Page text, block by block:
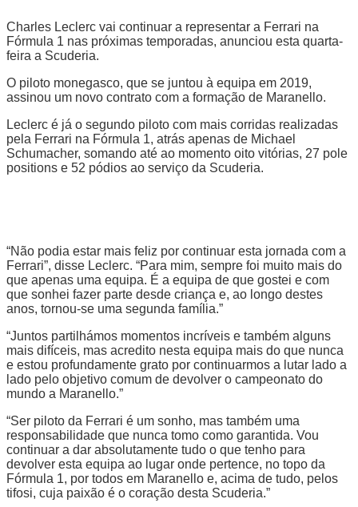
Charles Leclerc vai continuar a representar a Ferrari na
Fórmula 1 nas próximas temporadas, anunciou esta quarta-
feira a Scuderia.
O piloto monegasco, que se juntou à equipa em 2019,
assinou um novo contrato com a formação de Maranello.
Leclerc é já o segundo piloto com mais corridas realizadas
pela Ferrari na Fórmula 1, atrás apenas de Michael
Schumacher, somando até ao momento oito vitórias, 27 pole
positions e 52 pódios ao serviço da Scuderia.
“Não podia estar mais feliz por continuar esta jornada com a
Ferrari”, disse Leclerc. “Para mim, sempre foi muito mais do
que apenas uma equipa. É a equipa de que gostei e com
que sonhei fazer parte desde criança e, ao longo destes
anos, tornou-se uma segunda família.”
“Juntos partilhámos momentos incríveis e também alguns
mais difíceis, mas acredito nesta equipa mais do que nunca
e estou profundamente grato por continuarmos a lutar lado a
lado pelo objetivo comum de devolver o campeonato do
mundo a Maranello.”
“Ser piloto da Ferrari é um sonho, mas também uma
responsabilidade que nunca tomo como garantida. Vou
continuar a dar absolutamente tudo o que tenho para
devolver esta equipa ao lugar onde pertence, no topo da
Fórmula 1, por todos em Maranello e, acima de tudo, pelos
tifosi, cuja paixão é o coração desta Scuderia.”